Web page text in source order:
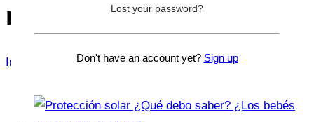
melanoma
Inicio melanoma
Lost your password?
Don't have an account yet? Sign up